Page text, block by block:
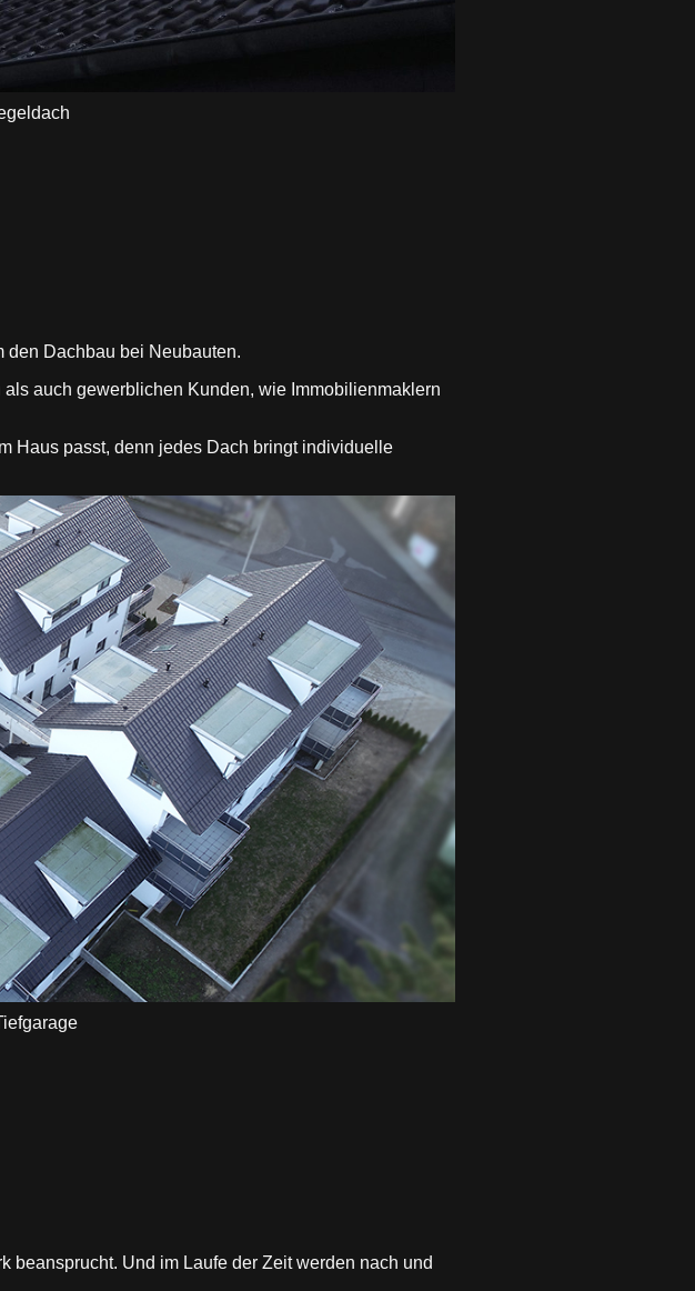
den Dachbau bei Neubauten.
auch gewerblichen Kunden, wie Immobilienmaklern
Haus passt, denn jedes Dach bringt individuelle
beansprucht. Und im Laufe der Zeit werden nach und